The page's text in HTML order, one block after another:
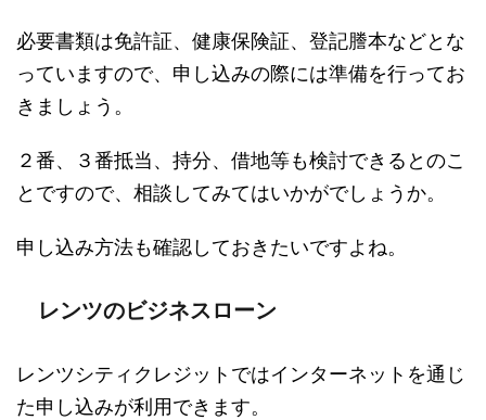
必要書類は免許証、健康保険証、登記謄本などとな
っていますので、申し込みの際には準備を行ってお
きましょう。
２番、３番抵当、持分、借地等も検討できるとのこ
とですので、相談してみてはいかがでしょうか。
申し込み方法も確認しておきたいですよね。
レンツのビジネスローン
レンツシティクレジットではインターネットを通じ
た申し込みが利用できます。